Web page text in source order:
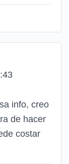
info, creo
de hacer
costar